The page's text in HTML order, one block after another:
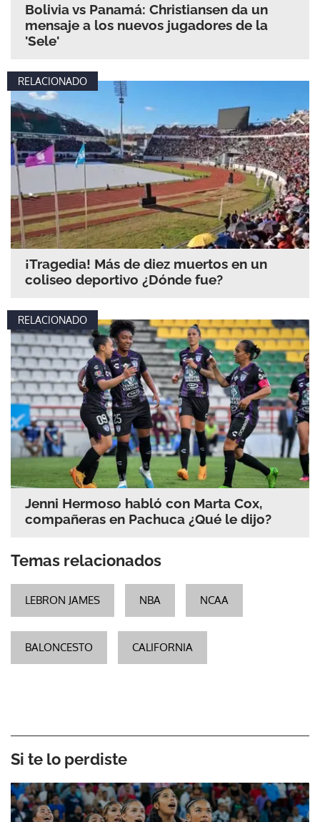
Bolivia vs Panamá: Christiansen da un
mensaje a los nuevos jugadores de la
'Sele'
RELACIONADO
¡Tragedia! Más de diez muertos en un
coliseo deportivo ¿Dónde fue?
RELACIONADO
Jenni Hermoso habló con Marta Cox,
compañeras en Pachuca ¿Qué le dijo?
Temas relacionados
LEBRON JAMES NBA NCAA
BALONCESTO CALIFORNIA
Si te lo perdiste